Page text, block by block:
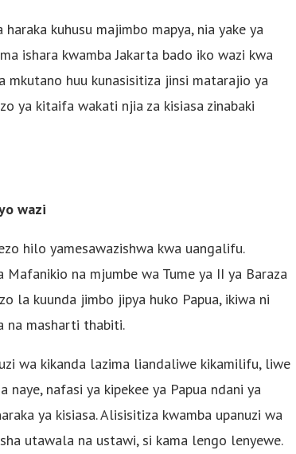
kuhusu majimbo mapya, nia yake ya
ishara kwamba Jakarta bado iko wazi kwa
mkutano huu kunasisitiza jinsi matarajio ya
ya kitaifa wakati njia za kisiasa zinabaki
wazi
hilo yamesawazishwa kwa uangalifu.
na mjumbe wa Tume ya II ya Baraza
la kuunda jimbo jipya huko Papua, ikiwa ni
na masharti thabiti.
wa kikanda lazima liandaliwe kikamilifu, liwe
nafasi ya kipekee ya Papua ndani ya
ya kisiasa. Alisisitiza kwamba upanuzi wa
utawala na ustawi, si kama lengo lenyewe.